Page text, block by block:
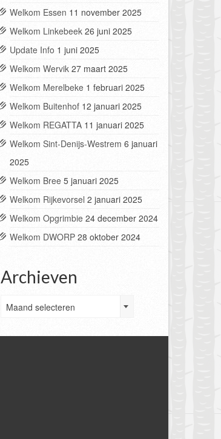
Welkom Essen 11 november 2025
Welkom Linkebeek 26 juni 2025
Update Info 1 juni 2025
Welkom Wervik 27 maart 2025
Welkom Merelbeke 1 februari 2025
Welkom Buitenhof 12 januari 2025
Welkom REGATTA 11 januari 2025
Welkom Sint-Denijs-Westrem 6 januari
2025
Welkom Bree 5 januari 2025
Welkom Rijkevorsel 2 januari 2025
Welkom Opgrimbie 24 december 2024
Welkom DWORP 28 oktober 2024
Archieven
Maand selecteren